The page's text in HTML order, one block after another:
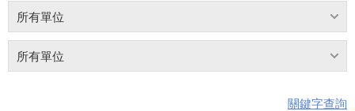
所有單位
所有單位
關鍵字查詢